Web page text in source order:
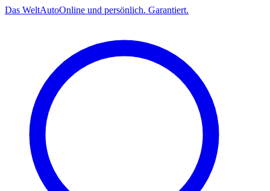
Das WeltAutoOnline und persönlich. Garantiert.